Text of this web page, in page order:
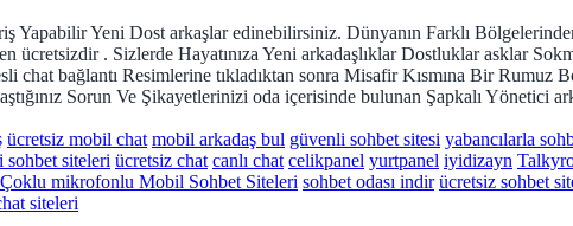
Yapabilir Yeni Dost arkaşlar edinebilirsiniz. Dünyanın Farklı
ücretsizdir . Sizlerde Hayatınıza Yeni arkadaşlıklar Dostluklar asklar
chat bağlantı Resimlerine tıkladıktan sonra Misafir Kısmına Bir Rumuz
Sorun Ve Şikayetlerinizi oda içerisinde bulunan Şapkalı Yönetici
ücretsiz mobil chat mobil arkadaş bul güvenli sohbet sitesi yabancılarla
sohbet siteleri ücretsiz chat canlı chat celikpanel yurtpanel iyidizayn
Çoklu mikrofonlu Mobil Sohbet Siteleri sohbet odası indir ücretsiz sohbet
siteleri